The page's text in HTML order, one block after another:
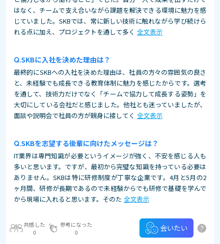
はなく、チームで支え合いながら課題を解決できる環境に魅力を感
じていました。SKBでは、常に新しい技術に触れながら学び続けら
れる点に加え、プロジェクトを通して多く 全文表示
SKBに入社を決めた理由は？
最終的にSKBへの入社を決めた理由は、社員の方々の雰囲気の良さ
と、未経験でも成長できる教育体制に魅力を感じたからです。選考
を通して、技術力だけでなく「チームで協力して成長する姿勢」を
大切にしている会社だと感じました。他社とも迷っていましたが、
面談や説明会で社員の方が親身に接してく 全文表示
SKBを志望する後輩に向けたメッセージは？
IT業界は専門知識が必要というイメージが強く、不安を感じる人も
多いと思います。ですが、最初から完璧な知識を持っている必要は
ありません。SKBは特に研修制度が丁寧な企業です。4月と5月の2
ヶ月間、研修が長期であるので未経験からでも研修で基礎を学んで
から現場に入れると思います。そのた 全文表示
共感した
0
参考になった
0
会いたい ?